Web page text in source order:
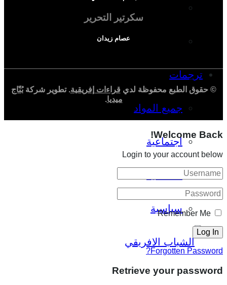
دراسة اقتصادية
ترجمات
جميع المواد
اجتماعية
سياسية
سكرتير التحرير
عصام زيدان
© حقوق الطبع محفوظة لدي قراءات إفريقية. تطوير شركةبُنّاج
ميديا.
Welcome Back!
Login to your account below
Remember Me
Forgotten Password?
Retrieve your password